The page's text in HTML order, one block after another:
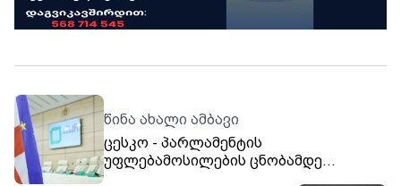
წინა ახალი ამბავი
ცესკო - პარლამენტის
უფლებამოსილების ცნობამდე